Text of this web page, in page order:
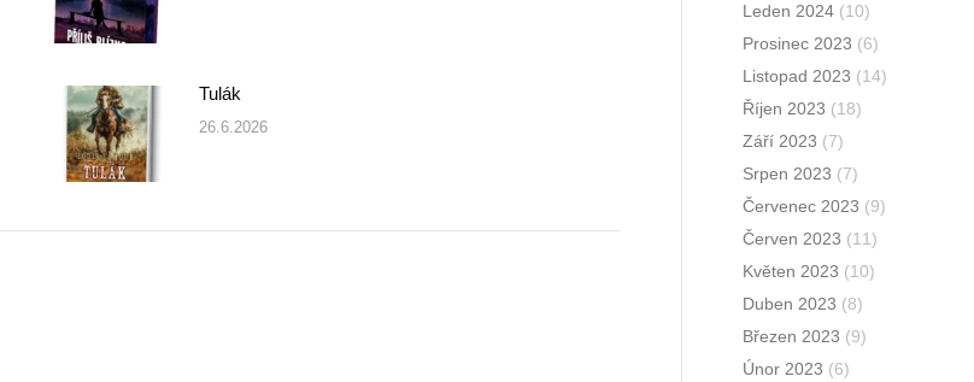
Tulák
26.6.2026
Leden 2024 (10)
Prosinec 2023 (6)
Listopad 2023 (14)
Říjen 2023 (18)
Září 2023 (7)
Srpen 2023 (7)
Červenec 2023 (9)
Červen 2023 (11)
Květen 2023 (10)
Duben 2023 (8)
Březen 2023 (9)
Únor 2023 (6)